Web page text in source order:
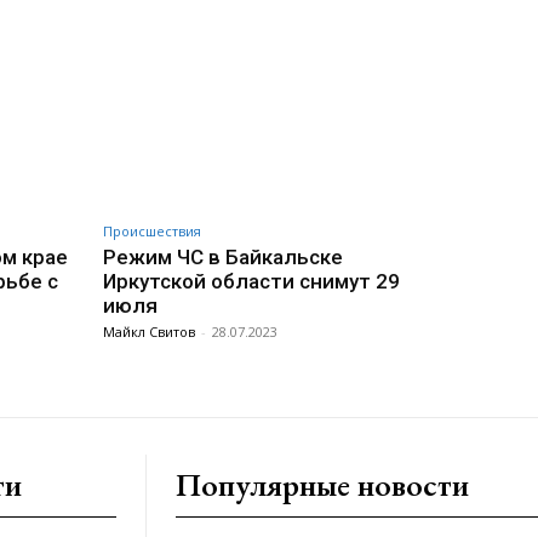
крае
с
Происшествия
Режим ЧС в Байкальске
Иркутской области снимут 29
июля
Майкл Свитов - 28.07.2023
Популярные новости